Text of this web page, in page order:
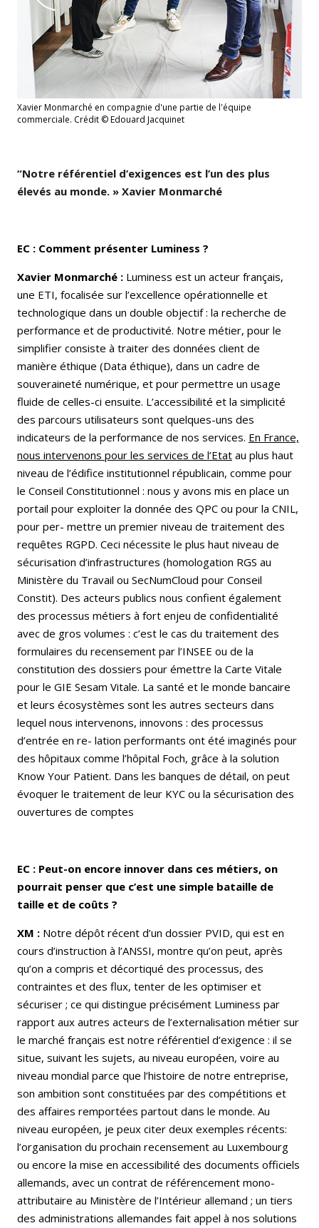
Xavier Monmarché en compagnie d'une partie de l'équipe
commerciale. Crédit © Edouard Jacquinet
“Notre référentiel d’exigences est l’un des plus
élevés au monde. » Xavier Monmarché
EC : Comment présenter Luminess ?
Xavier Monmarché : Luminess est un acteur français,
une ETI, focalisée sur l’excellence opérationnelle et
technologique dans un double objectif : la recherche de
performance et de productivité. Notre métier, pour le
simplifier consiste à traiter des données client de
manière éthique (Data éthique), dans un cadre de
souveraineté numérique, et pour permettre un usage
fluide de celles-ci ensuite. L’accessibilité et la simplicité
des parcours utilisateurs sont quelques-uns des
indicateurs de la performance de nos services. En France,
nous intervenons pour les services de l’Etat au plus haut
niveau de l’édifice institutionnel républicain, comme pour
le Conseil Constitutionnel : nous y avons mis en place un
portail pour exploiter la donnée des QPC ou pour la CNIL,
pour per- mettre un premier niveau de traitement des
requêtes RGPD. Ceci nécessite le plus haut niveau de
sécurisation d’infrastructures (homologation RGS au
Ministère du Travail ou SecNumCloud pour Conseil
Constit). Des acteurs publics nous confient également
des processus métiers à fort enjeu de confidentialité
avec de gros volumes : c’est le cas du traitement des
formulaires du recensement par l’INSEE ou de la
constitution des dossiers pour émettre la Carte Vitale
pour le GIE Sesam Vitale. La santé et le monde bancaire
et leurs écosystèmes sont les autres secteurs dans
lequel nous intervenons, innovons : des processus
d’entrée en re- lation performants ont été imaginés pour
des hôpitaux comme l’hôpital Foch, grâce à la solution
Know Your Patient. Dans les banques de détail, on peut
évoquer le traitement de leur KYC ou la sécurisation des
ouvertures de comptes
EC : Peut-on encore innover dans ces métiers, on
pourrait penser que c’est une simple bataille de
taille et de coûts ?
XM : Notre dépôt récent d’un dossier PVID, qui est en
cours d’instruction à l’ANSSI, montre qu’on peut, après
qu’on a compris et décortiqué des processus, des
contraintes et des flux, tenter de les optimiser et
sécuriser ; ce qui distingue précisément Luminess par
rapport aux autres acteurs de l’externalisation métier sur
le marché français est notre référentiel d’exigence : il se
situe, suivant les sujets, au niveau européen, voire au
niveau mondial parce que l’histoire de notre entreprise,
son ambition sont constituées par des compétitions et
des affaires remportées partout dans le monde. Au
niveau européen, je peux citer deux exemples récents:
l’organisation du prochain recensement au Luxembourg
ou encore la mise en accessibilité des documents officiels
allemands, avec un contrat de référencement mono-
attributaire au Ministère de l’Intérieur allemand ; un tiers
des administrations allemandes fait appel à nos solutions